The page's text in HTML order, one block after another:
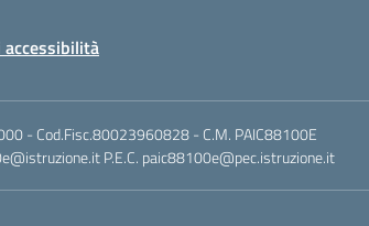
accessibilità
- Cod.Fisc.80023960828 - C.M. PAIC88100E
P.E.C. paic88100e@pec.istruzione.it